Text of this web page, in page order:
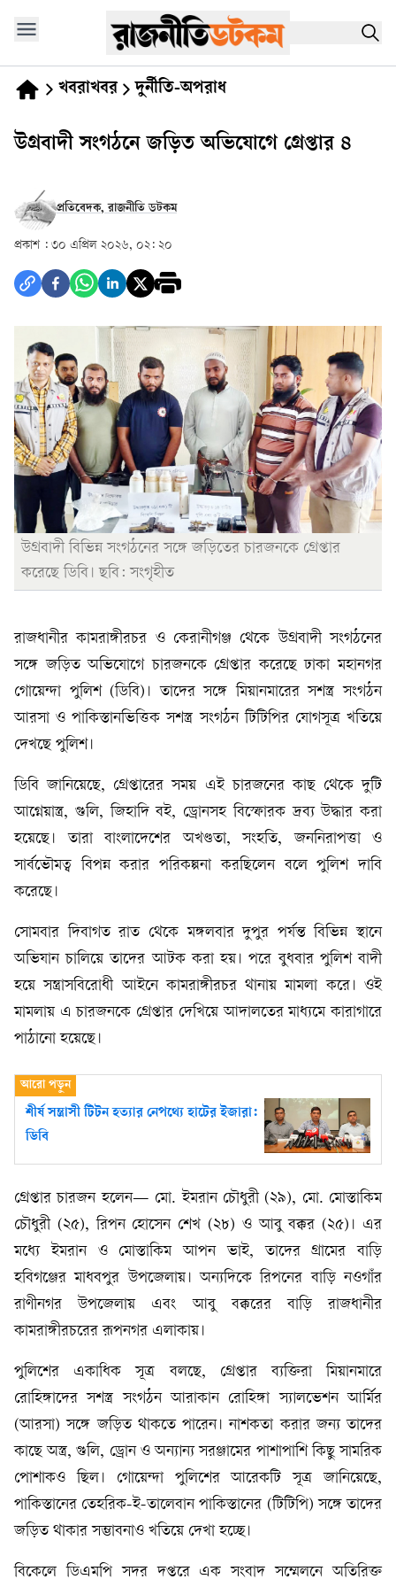
খবরাখবর দুর্নীতি-অপরাধ
উগ্রবাদী সংগঠনে জড়িত অভিযোগে গ্রেপ্তার ৪
প্রতিবেদক, রাজনীতি ডটকম
প্রকাশ : ৩০ এপ্রিল ২০২৬, ০২: ২০
উগ্রবাদী বিভিন্ন সংগঠনের সঙ্গে জড়িতের চারজনকে গ্রেপ্তার
করেছে ডিবি। ছবি: সংগৃহীত
রাজধানীর কামরাঙ্গীরচর ও কেরানীগঞ্জ থেকে উগ্রবাদী সংগঠনের
সঙ্গে জড়িত অভিযোগে চারজনকে গ্রেপ্তার করেছে ঢাকা মহানগর
গোয়েন্দা পুলিশ (ডিবি)। তাদের সঙ্গে মিয়ানমারের সশস্ত্র সংগঠন
আরসা ও পাকিস্তানভিত্তিক সশস্ত্র সংগঠন টিটিপির যোগসূত্র খতিয়ে
দেখছে পুলিশ।
ডিবি জানিয়েছে, গ্রেপ্তারের সময় এই চারজনের কাছ থেকে দুটি
আগ্নেয়াস্ত্র, গুলি, জিহাদি বই, ড্রোনসহ বিস্ফোরক দ্রব্য উদ্ধার করা
হয়েছে। তারা বাংলাদেশের অখণ্ডতা, সংহতি, জননিরাপত্তা ও
সার্বভৌমত্ব বিপন্ন করার পরিকল্পনা করছিলেন বলে পুলিশ দাবি
করেছে।
সোমবার দিবাগত রাত থেকে মঙ্গলবার দুপুর পর্যন্ত বিভিন্ন স্থানে
অভিযান চালিয়ে তাদের আটক করা হয়। পরে বুধবার পুলিশ বাদী
হয়ে সন্ত্রাসবিরোধী আইনে কামরাঙ্গীরচর থানায় মামলা করে। ওই
মামলায় এ চারজনকে গ্রেপ্তার দেখিয়ে আদালতের মাধ্যমে কারাগারে
পাঠানো হয়েছে।
শীর্ষ সন্ত্রাসী টিটন হত্যার নেপথ্যে হাটের ইজারা:
ডিবি
গ্রেপ্তার চারজন হলেন— মো. ইমরান চৌধুরী (২৯), মো. মোস্তাকিম
চৌধুরী (২৫), রিপন হোসেন শেখ (২৮) ও আবু বক্কর (২৫)। এর
মধ্যে ইমরান ও মোস্তাকিম আপন ভাই, তাদের গ্রামের বাড়ি
হবিগঞ্জের মাধবপুর উপজেলায়। অন্যদিকে রিপনের বাড়ি নওগাঁর
রাণীনগর উপজেলায় এবং আবু বক্করের বাড়ি রাজধানীর
কামরাঙ্গীরচরের রূপনগর এলাকায়।
পুলিশের একাধিক সূত্র বলছে, গ্রেপ্তার ব্যক্তিরা মিয়ানমারে
রোহিঙ্গাদের সশস্ত্র সংগঠন আরাকান রোহিঙ্গা স্যালভেশন আর্মির
(আরসা) সঙ্গে জড়িত থাকতে পারেন। নাশকতা করার জন্য তাদের
কাছে অস্ত্র, গুলি, ড্রোন ও অন্যান্য সরঞ্জামের পাশাপাশি কিছু সামরিক
পোশাকও ছিল। গোয়েন্দা পুলিশের আরেকটি সূত্র জানিয়েছে,
পাকিস্তানের তেহরিক-ই-তালেবান পাকিস্তানের (টিটিপি) সঙ্গে তাদের
জড়িত থাকার সম্ভাবনাও খতিয়ে দেখা হচ্ছে।
বিকেলে ডিএমপি সদর দপ্তরে এক সংবাদ সম্মেলনে অতিরিক্ত